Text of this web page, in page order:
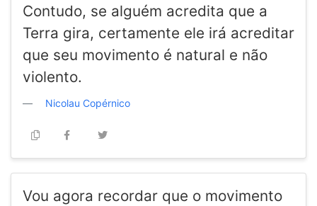
Contudo, se alguém acredita que a
Terra gira, certamente ele irá acreditar
que seu movimento é natural e não
violento.
Nicolau Copérnico
Vou agora recordar que o movimento